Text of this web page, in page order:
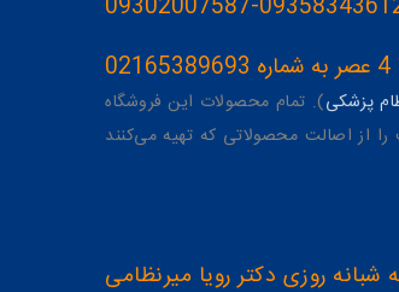
پزشکی). تمام محصولات این فروشگاه
از اصالت محصولاتی که تهیه می‌کنند
شبانه روزی دکتر رویا میرنظامی